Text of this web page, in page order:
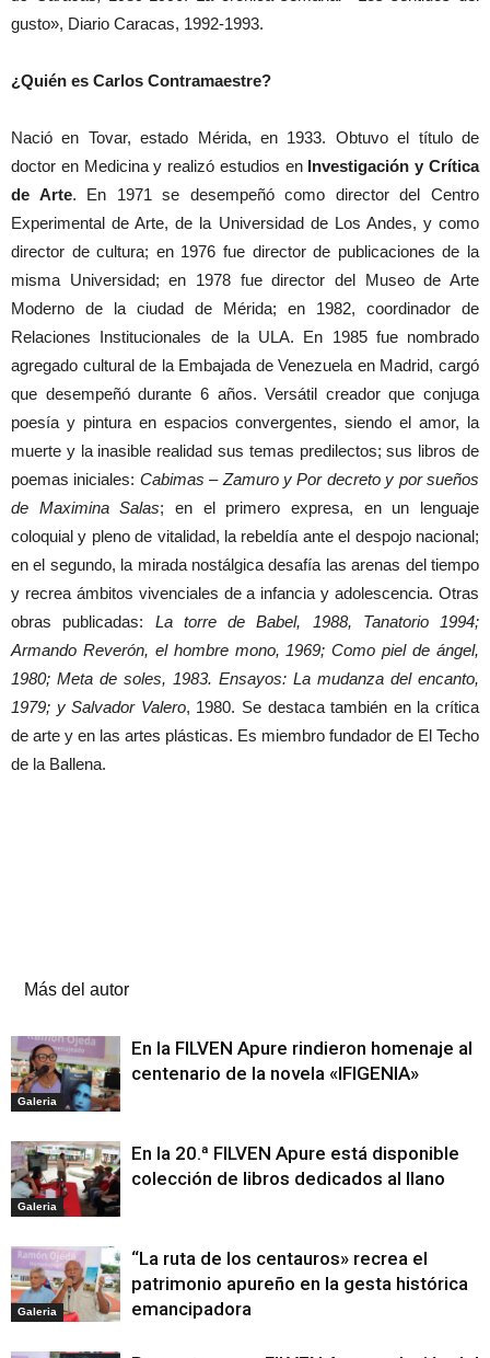
gusto», Diario Caracas, 1992-1993.
¿Quién es Carlos Contramaestre?
Nació en Tovar, estado Mérida, en 1933. Obtuvo el título de
doctor en Medicina y realizó estudios en Investigación y Crítica
de Arte. En 1971 se desempeñó como director del Centro
Experimental de Arte, de la Universidad de Los Andes, y como
director de cultura; en 1976 fue director de publicaciones de la
misma Universidad; en 1978 fue director del Museo de Arte
Moderno de la ciudad de Mérida; en 1982, coordinador de
Relaciones Institucionales de la ULA. En 1985 fue nombrado
agregado cultural de la Embajada de Venezuela en Madrid, cargó
que desempeñó durante 6 años. Versátil creador que conjuga
poesía y pintura en espacios convergentes, siendo el amor, la
muerte y la inasible realidad sus temas predilectos; sus libros de
poemas iniciales: Cabimas – Zamuro y Por decreto y por sueños
de Maximina Salas; en el primero expresa, en un lenguaje
coloquial y pleno de vitalidad, la rebeldía ante el despojo nacional;
en el segundo, la mirada nostálgica desafía las arenas del tiempo
y recrea ámbitos vivenciales de a infancia y adolescencia. Otras
obras publicadas: La torre de Babel, 1988, Tanatorio 1994;
Armando Reverón, el hombre mono, 1969; Como piel de ángel,
1980; Meta de soles, 1983. Ensayos: La mudanza del encanto,
1979; y Salvador Valero, 1980. Se destaca también en la crítica
de arte y en las artes plásticas. Es miembro fundador de El Techo
de la Ballena.
Más del autor
Galeria
En la FILVEN Apure rindieron homenaje al
centenario de la novela «IFIGENIA»
Galeria
En la 20.ª FILVEN Apure está disponible
colección de libros dedicados al llano
Galeria
“La ruta de los centauros» recrea el
patrimonio apureño en la gesta histórica
emancipadora